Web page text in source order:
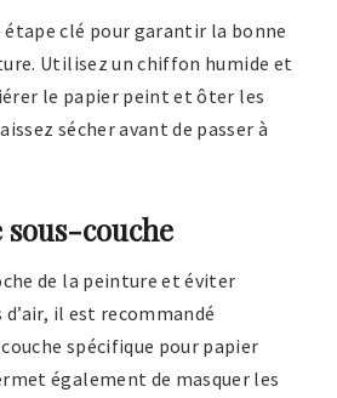
clé pour garantir la bonne
Utilisez un chiffon humide et
le papier peint et ôter les
sécher avant de passer à
couche
de la peinture et éviter
il est recommandé
spécifique pour papier
également de masquer les